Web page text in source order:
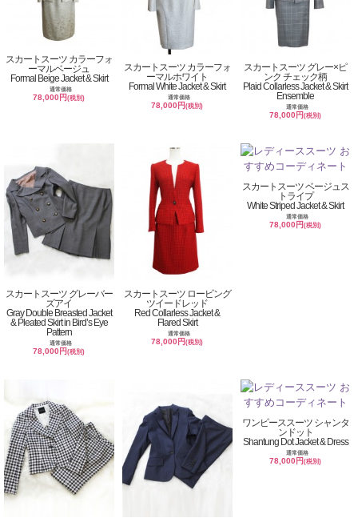
スカートスーツ カラーフォ
ーマルベージュ
Formal Beige Jacket & Skirt
通常価格
78,000円(税別)
スカートスーツ カラーフォ
ーマルホワイト
Formal White Jacket & Skirt
通常価格
78,000円(税別)
スカートスーツ グレー×ピ
ンク チェック柄
Plaid Collarless Jacket & Skirt
Ensemble
通常価格
78,000円(税別)
スカートスーツ グレーバー
ズアイ
Gray Double Breasted Jacket
& Pleated Skirt in Bird’s Eye
Pattern
通常価格
78,000円(税別)
スカートスーツ ロービング
ツイードレッド
Red Collarless Jacket &
Flared Skirt
通常価格
78,000円(税別)
スカートスーツ ベージュス
トライプ
White Striped Jacket & Skirt
通常価格
78,000円(税別)
ワンピーススーツ シャンタ
ンドット
Shantung Dot Jacket & Dress
通常価格
78,000円(税別)